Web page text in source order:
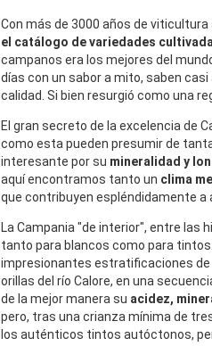
Con más de 3000 años de viticultura
el catálogo de variedades
campanos era los mejores del
días con un sabor a mito, saben
calidad. Si bien resurgió como una
El gran secreto de la excelencia de
como esta pueden presumir de
interesante por su mineralidad y
aquí encontramos tanto un clima
que contribuyen espléndidamente
La Campania "de interior", entre las
tanto para blancos como para
impresionantes estratificaciones
orillas del río Calore, en una
de la mejor manera su acidez,
pero, tras una crianza mínima de
los auténticos tintos autóctonos,